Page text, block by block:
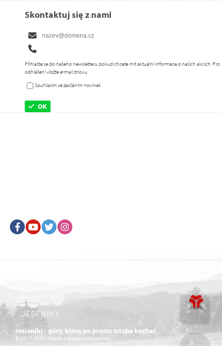
Skontaktuj się z nami
Přihlašte se do našeho newsletteru pokud chcete mít aktuální informace o našich akcích. Pro
odhlášení vložte e-mail znovu.
Souhlasím se zasíláním novinek
OK
FacebookYoutubeTwitter
Jesioniki - góry, które po prostu trzeba kochać
© 2017-2026 Wszelkie prawa zastrzeżone. Go